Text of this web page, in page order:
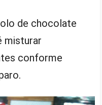
de chocolate
misturar
conforme